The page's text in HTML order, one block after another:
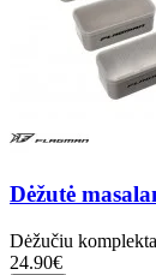
Dėžutė
Dėžučiu
24.90€